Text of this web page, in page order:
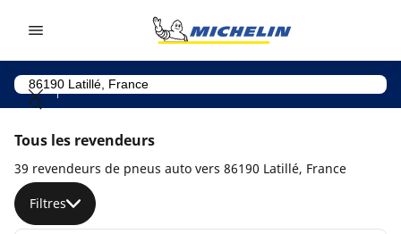
Tous les revendeurs
39 revendeurs de pneus auto vers 86190 Latillé, France
Filtres